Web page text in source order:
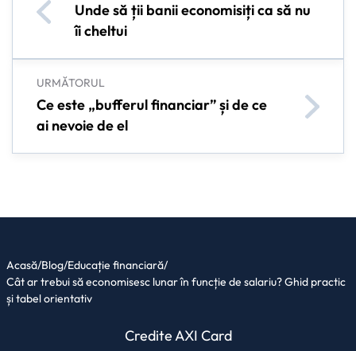
Unde să ții banii economisiți ca să nu
îi cheltui
URMĂTORUL
Ce este „bufferul financiar” și de ce
ai nevoie de el
Acasă/Blog/Educație financiară/
Cât ar trebui să economisesc lunar în funcție de salariu? Ghid practic
și tabel orientativ
Credite AXI Card